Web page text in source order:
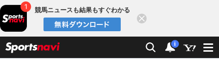
競馬ニュースも結果もすぐわかる
検索 通知
i